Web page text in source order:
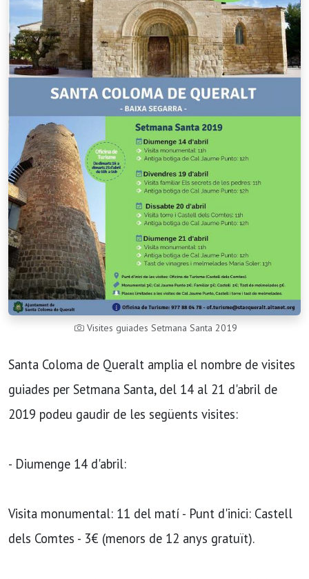
Visites guiades Setmana Santa 2019
Santa Coloma de Queralt amplia el nombre de visites
guiades per Setmana Santa, del 14 al 21 d'abril de
2019 podeu gaudir de les següents visites:
- Diumenge 14 d'abril:
Visita monumental: 11 del matí - Punt d'inici: Castell
dels Comtes - 3€ (menors de 12 anys gratuït).